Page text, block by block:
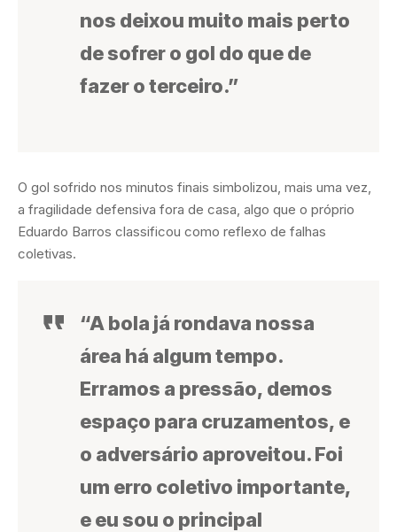
nos deixou muito mais perto
de sofrer o gol do que de
fazer o terceiro.”
O gol sofrido nos minutos finais simbolizou, mais uma vez,
a fragilidade defensiva fora de casa, algo que o próprio
Eduardo Barros classificou como reflexo de falhas
coletivas.
“A bola já rondava nossa
área há algum tempo.
Erramos a pressão, demos
espaço para cruzamentos, e
o adversário aproveitou. Foi
um erro coletivo importante,
e eu sou o principal